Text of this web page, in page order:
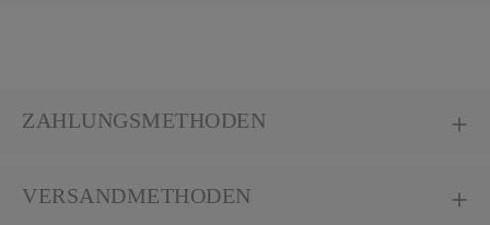
ZAHLUNGSMETHODEN
VERSANDMETHODEN